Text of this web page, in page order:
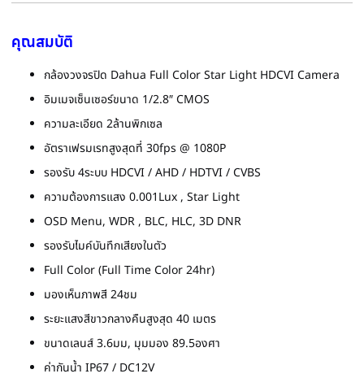
คุณสมบัติ
กล้องวงจรปิด Dahua Full Color Star Light HDCVI Camera
อิมเมจเซ็นเซอร์ขนาด 1/2.8″ CMOS
ความละเอียด 2ล้านพิกเซล
อัตราเฟรมเรทสูงสุดที่ 30fps @ 1080P
รองรับ 4ระบบ HDCVI / AHD / HDTVI / CVBS
ความต้องการแสง 0.001Lux , Star Light
OSD Menu, WDR , BLC, HLC, 3D DNR
รองรับไมค์บันทึกเสียงในตัว
Full Color (Full Time Color 24hr)
มองเห็นภาพสี 24ชม
ระยะแสงสีขาวกลางคืนสูงสุด 40 เมตร
ขนาดเลนส์ 3.6มม, มุมมอง 89.5องศา
ค่ากันน้ำ IP67 / DC12V